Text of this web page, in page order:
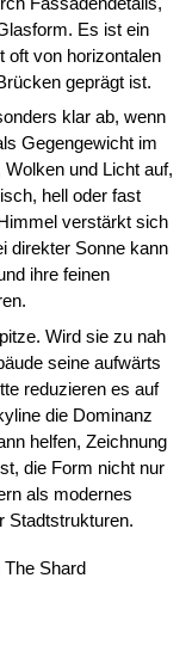
Es ist ein
oft von horizontalen
geprägt ist.
klar ab, wenn
Gegengewicht im
und Licht auf,
hell oder fast
verstärkt sich
direkter Sonne kann
ihre feinen
Wird sie zu nah
seine aufwärts
reduzieren es auf
die Dominanz
helfen, Zeichnung
die Form nicht nur
als modernes
Stadtstrukturen.